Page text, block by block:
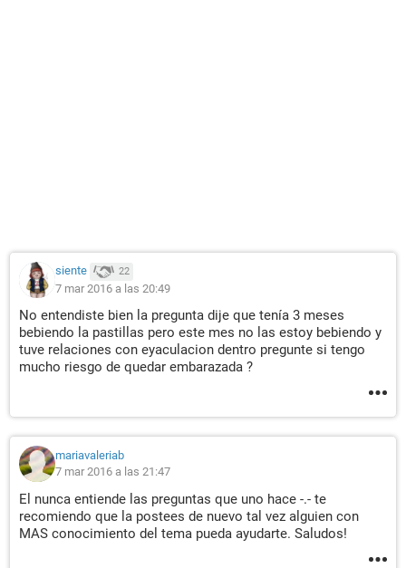
siente 22
7 mar 2016 a las 20:49
No entendiste bien la pregunta dije que tenía 3 meses
bebiendo la pastillas pero este mes no las estoy bebiendo y
tuve relaciones con eyaculacion dentro pregunte si tengo
mucho riesgo de quedar embarazada ?
mariavaleriab
7 mar 2016 a las 21:47
El nunca entiende las preguntas que uno hace -.- te
recomiendo que la postees de nuevo tal vez alguien con
MAS conocimiento del tema pueda ayudarte. Saludos!